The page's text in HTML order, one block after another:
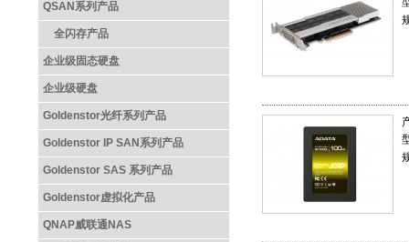
QSAN系列产品
全闪存产品
企业级固态硬盘
企业级硬盘
Goldenstor光纤系列产品
Goldenstor IP SAN系列产品
Goldenstor SAS 系列产品
Goldenstor虚拟化产品
QNAP威联通NAS